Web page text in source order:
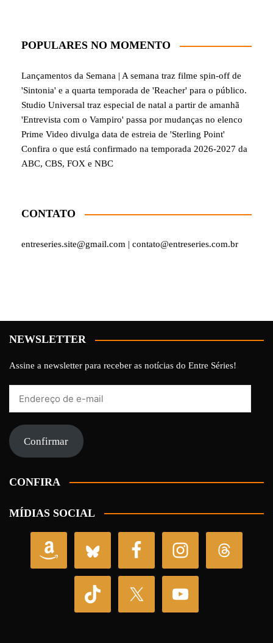
POPULARES NO MOMENTO
Lançamentos da Semana | A semana traz filme spin-off de
'Sintonia' e a quarta temporada de 'Reacher' para o público.
Studio Universal traz especial de natal a partir de amanhã
'Entrevista com o Vampiro' passa por mudanças no elenco
Prime Video divulga data de estreia de 'Sterling Point'
Confira o que está confirmado na temporada 2026-2027 da
ABC, CBS, FOX e NBC
CONTATO
entreseries.site@gmail.com | contato@entreseries.com.br
NEWSLETTER
Assine a newsletter para receber as notícias do Entre Séries!
mail Confirmar
CONFIRA
MÍDIAS SOCIAL